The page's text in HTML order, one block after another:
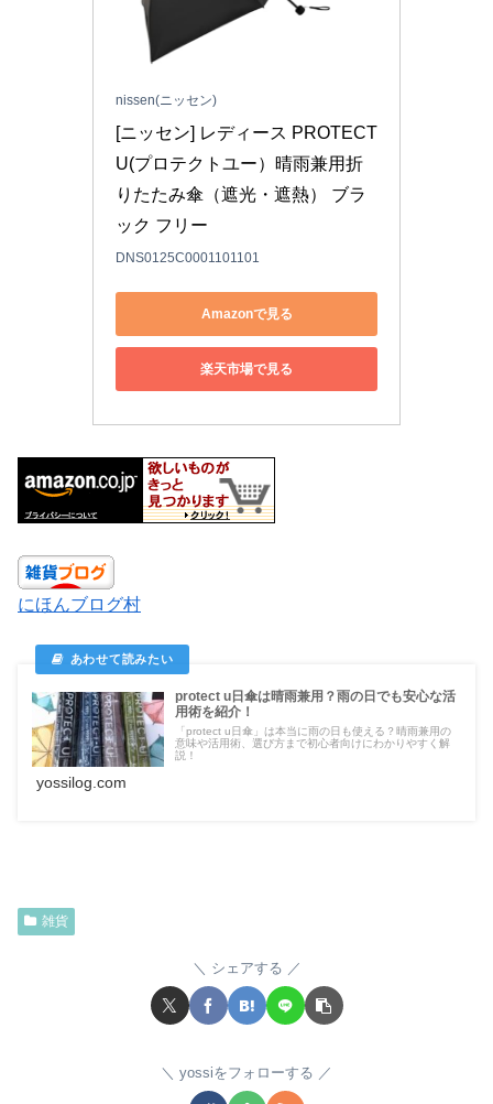
nissen(ニッセン)
[ニッセン] レディース PROTECT
U(プロテクトユー）晴雨兼用折
りたたみ傘（遮光・遮熱） ブラ
ック フリー
DNS0125C0001101101
Amazonで見る
楽天市場で見る
にほんブログ村
protect u日傘は晴雨兼用？雨の日でも安心な活
用術を紹介！
「protect u日傘」は本当に雨の日も使える？晴雨兼用の
意味や活用術、選び方まで初心者向けにわかりやすく解
説！
yossilog.com
雑貨
シェアする
yossiをフォローする